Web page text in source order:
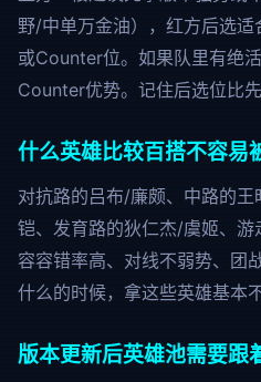
野/中单万金油），红方后选适
或Counter位。如果队里有绝
Counter优势。记住后选位比
什么英雄比较百搭不容易
对抗路的吕布/廉颇、中路的
铠、发育路的狄仁杰/虞姬、
容容错率高、对线不弱势、团
什么的时候，拿这些英雄基本
版本更新后英雄池需要跟